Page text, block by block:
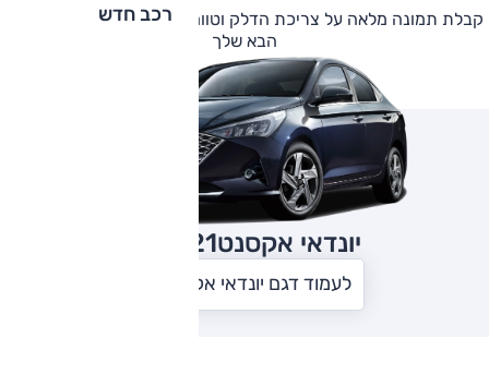
רכב חדש
קבלת תמונה מלאה על צריכת הדלק וטווח הנסיעה של יונדאי אקסנט
הבא שלך
יונדאי אקסנט2021
לעמוד דגם יונדאי אקסנט